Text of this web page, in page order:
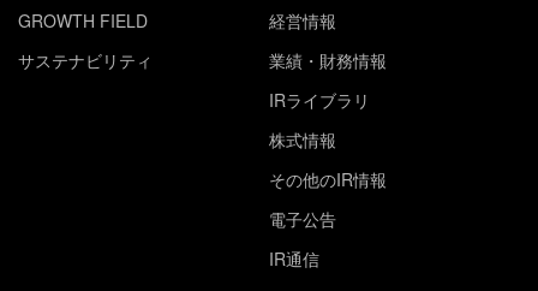
GROWTH FIELD
サステナビリティ
経営情報
業績・財務情報
IRライブラリ
株式情報
その他のIR情報
電子公告
IR通信